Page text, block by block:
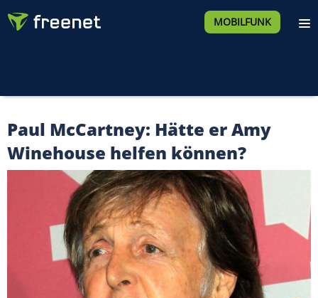
MOBILFUNK
Paul McCartney: Hätte er Amy
Winehouse helfen können?